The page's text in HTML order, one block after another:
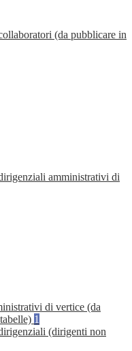
(da pubblicare in
amministrativi di
di vertice (da
1
(dirigenti non